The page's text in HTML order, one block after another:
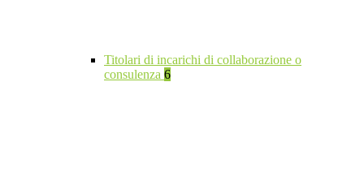
Titolari di incarichi di collaborazione o
consulenza 6